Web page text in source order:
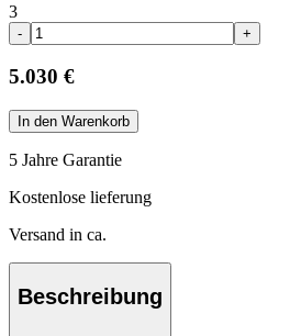
3
- +
5.030 €
In den Warenkorb
5 Jahre Garantie
Kostenlose lieferung
Versand in ca.
Beschreibung